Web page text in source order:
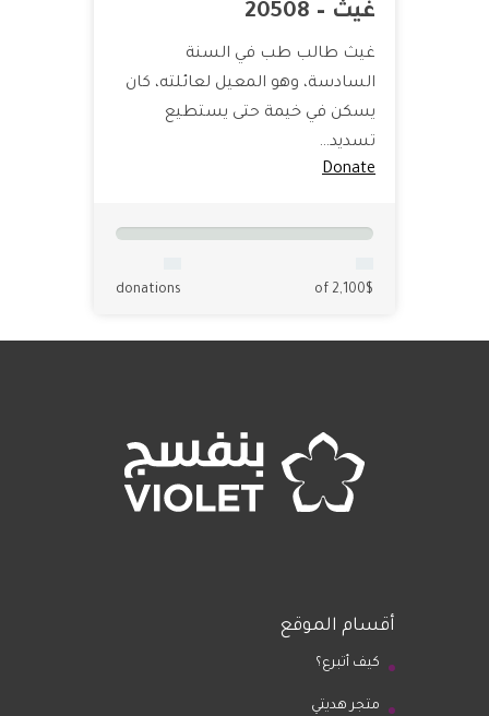
غيث – 20508
غيث طالب طب في السنة
السادسة، وهو المعيل لعائلته، كان
يسكن في خيمة حتى يستطيع
تسديد…
Donate
of 2,100$
donations
أقسام الموقع
كيف أتبرع؟
متجر هديتي